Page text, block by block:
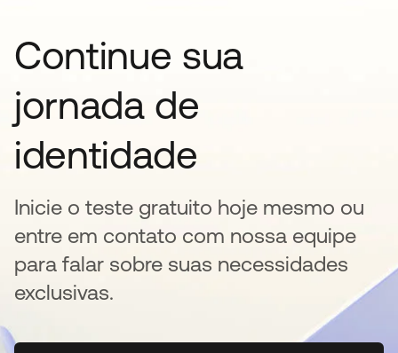
Continue sua
jornada de
identidade
Inicie o teste gratuito hoje mesmo ou
entre em contato com nossa equipe
para falar sobre suas necessidades
exclusivas.